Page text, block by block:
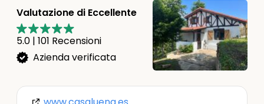
Valutazione di Eccellente
5.0 | 101 Recensioni
Azienda verificata